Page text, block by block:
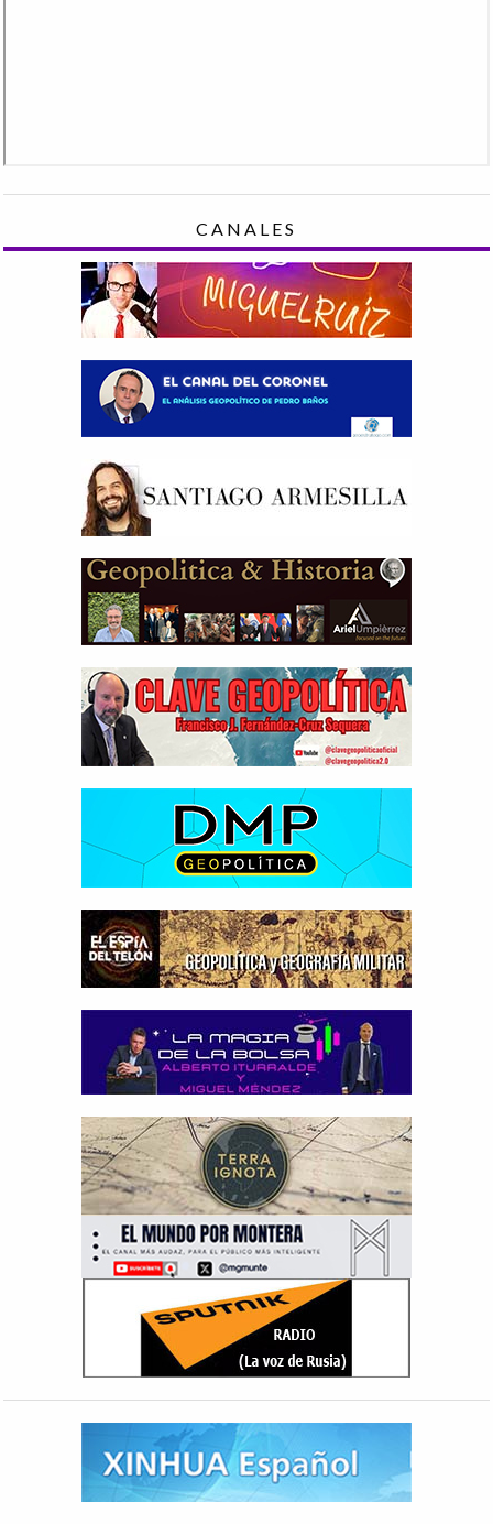
CANALES